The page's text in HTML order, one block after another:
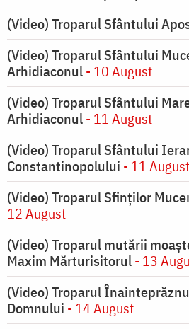
(Video) Troparul Sfântului
(Video) Troparul Sfântului
Arhidiaconul- 10 August
(Video) Troparul Sfântului
Arhidiaconul- 11 August
(Video) Troparul Sfântului
Constantinopolului - 11 August
(Video) Troparul Sfinților
12 August
(Video) Troparul mutării
Maxim Mărturisitorul- 13
(Video) Troparul
Domnului - 14 August